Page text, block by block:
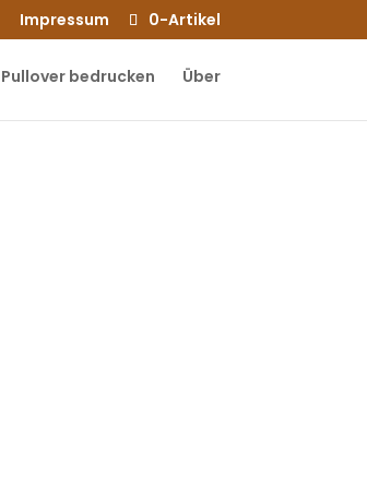
Impressum 0-Artikel
Pullover bedrucken Über